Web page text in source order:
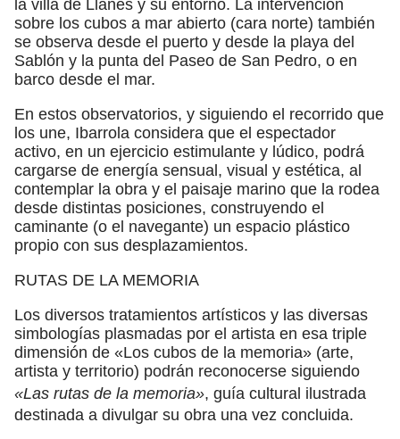
la villa de Llanes y su entorno. La intervención
sobre los cubos a mar abierto (cara norte) también
se observa desde el puerto y desde la playa del
Sablón y la punta del Paseo de San Pedro, o en
barco desde el mar.
En estos observatorios, y siguiendo el recorrido que
los une, Ibarrola considera que el espectador
activo, en un ejercicio estimulante y lúdico, podrá
cargarse de energía sensual, visual y estética, al
contemplar la obra y el paisaje marino que la rodea
desde distintas posiciones, construyendo el
caminante (o el navegante) un espacio plástico
propio con sus desplazamientos.
RUTAS DE LA MEMORIA
Los diversos tratamientos artísticos y las diversas
simbologías plasmadas por el artista en esa triple
dimensión de «Los cubos de la memoria» (arte,
artista y territorio) podrán reconocerse siguiendo
«Las rutas de la memoria», guía cultural ilustrada
destinada a divulgar su obra una vez concluida.